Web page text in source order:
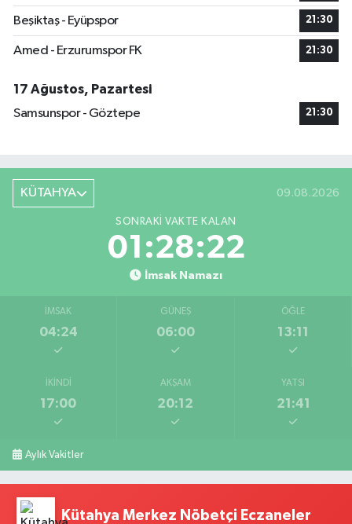
Beşiktaş - Eyüpspor 21:30
Amed - Erzurumspor FK 21:30
17 Ağustos, Pazartesi
Samsunspor - Göztepe
21:30
KÜTAHYA 09.08.2026
SONRAKI VAKTE KALAN
01:28:21
İmsak Namazı
İMSAK
04:24
GÜNEŞ
06:00
ÖĞLE
13:11
İKINDI
17:00
AKŞAM
20:12
YATSI
21:41
Aylık Vakitler
Kütahya Merkez Nöbetçi Eczaneler